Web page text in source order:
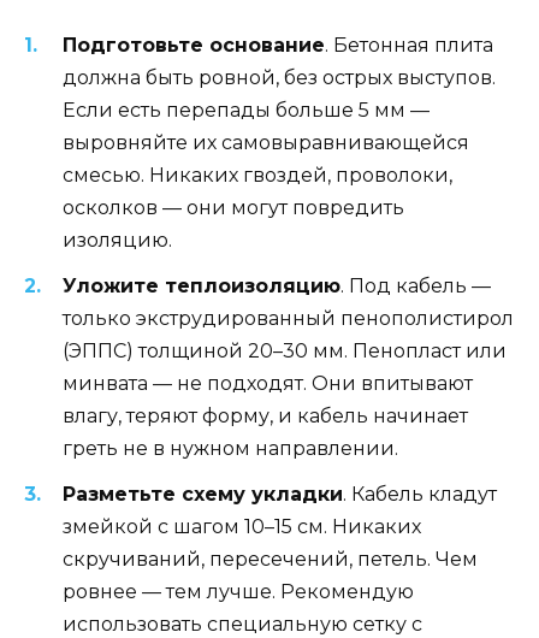
Подготовьте основание. Бетонная плита
должна быть ровной, без острых выступов.
Если есть перепады больше 5 мм —
выровняйте их самовыравнивающейся
смесью. Никаких гвоздей, проволоки,
осколков — они могут повредить
изоляцию.
Уложите теплоизоляцию. Под кабель —
только экструдированный пенополистирол
(ЭППС) толщиной 20–30 мм. Пенопласт или
минвата — не подходят. Они впитывают
влагу, теряют форму, и кабель начинает
греть не в нужном направлении.
Разметьте схему укладки. Кабель кладут
змейкой с шагом 10–15 см. Никаких
скручиваний, пересечений, петель. Чем
ровнее — тем лучше. Рекомендую
использовать специальную сетку с